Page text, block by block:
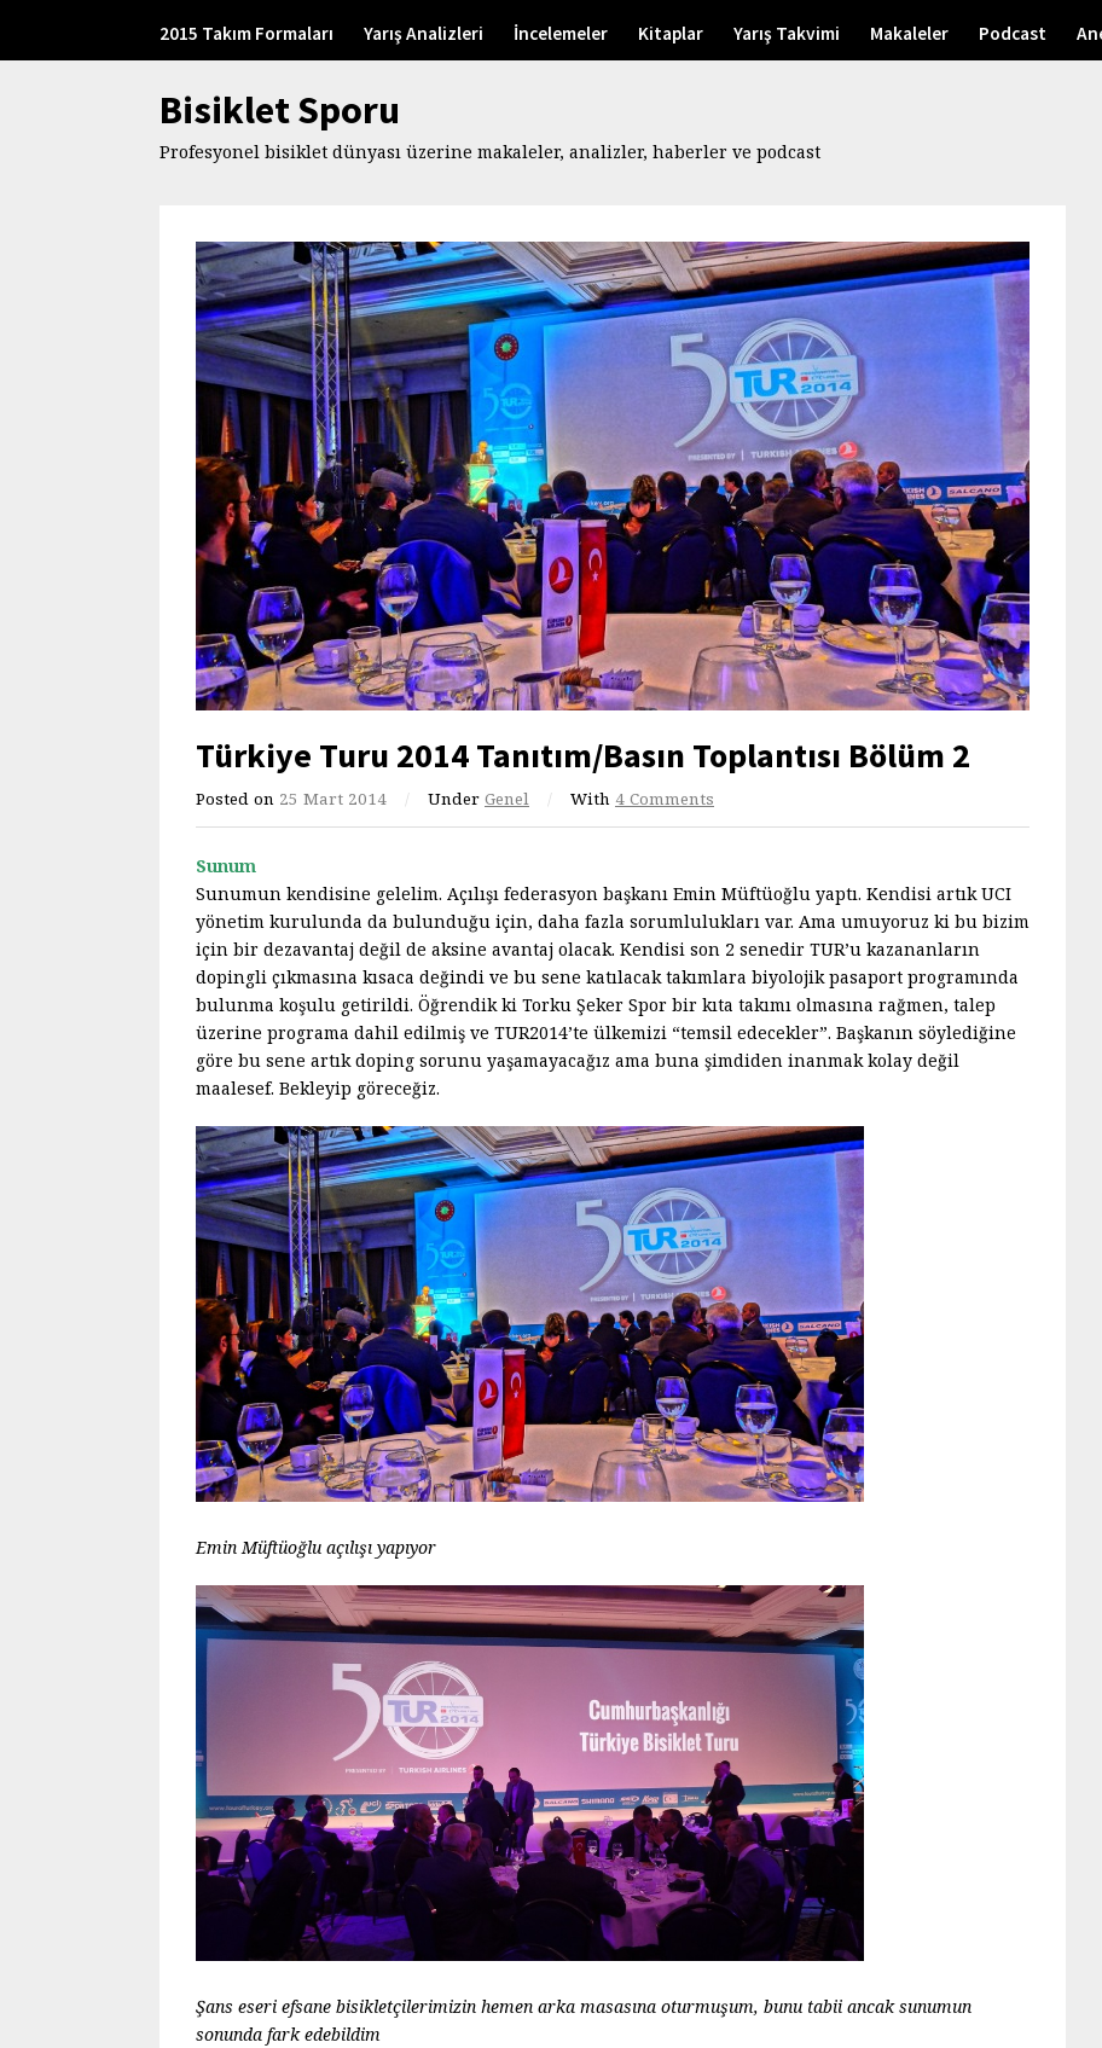
2015 Takım Formaları Yarış Analizleri İncelemeler Kitaplar Yarış Takvimi Makaleler Podcast
Bisiklet Sporu
Profesyonel bisiklet dünyası üzerine makaleler, analizler, haberler ve podcast
Türkiye Turu 2014 Tanıtım/Basın Toplantısı Bölüm 2
Posted on 25 Mart 2014 / Under Genel / With 4 Comments
Sunum
Sunumun kendisine gelelim. Açılışı federasyon başkanı Emin Müftüoğlu yaptı. Kendisi artık UCI
yönetim kurulunda da bulunduğu için, daha fazla sorumlulukları var. Ama umuyoruz ki bu bizim
için bir dezavantaj değil de aksine avantaj olacak. Kendisi son 2 senedir TUR’u kazananların
dopingli çıkmasına kısaca değindi ve bu sene katılacak takımlara biyolojik pasaport programında
bulunma koşulu getirildi. Öğrendik ki Torku Şeker Spor bir kıta takımı olmasına rağmen, talep
üzerine programa dahil edilmiş ve TUR2014’te ülkemizi “temsil edecekler”. Başkanın söylediğine
göre bu sene artık doping sorunu yaşamayacağız ama buna şimdiden inanmak kolay değil
maalesef. Bekleyip göreceğiz.
Emin Müftüoğlu açılışı yapıyor
Şans eseri efsane bisikletçilerimizin hemen arka masasına oturmuşum, bunu tabii ancak sunumun
sonunda fark edebildim